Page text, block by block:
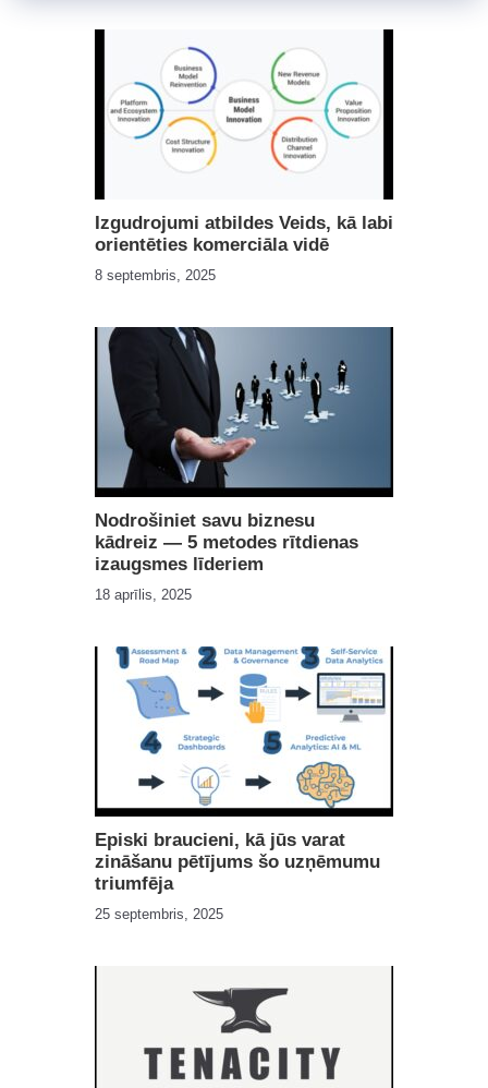
Izgudrojumi atbildes Veids, kā labi
orientēties komerciāla vidē
8 septembris, 2025
Nodrošiniet savu biznesu
kādreiz — 5 metodes rītdienas
izaugsmes līderiem
18 aprīlis, 2025
Episki braucieni, kā jūs varat
zināšanu pētījums šo uzņēmumu
triumfēja
25 septembris, 2025